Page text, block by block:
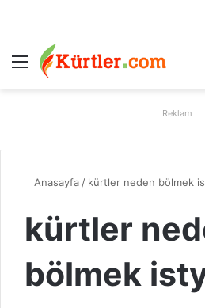
Menü
Reklam
Anasayfa / kürtler neden bölmek
kürtler
bölmek